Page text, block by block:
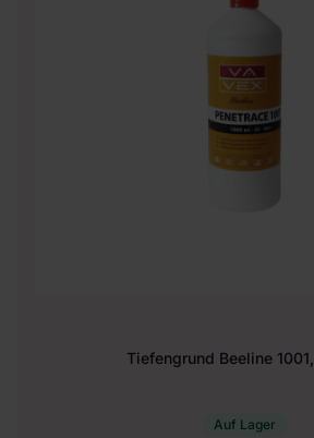
Tiefengrund Beeline
Auf Lager